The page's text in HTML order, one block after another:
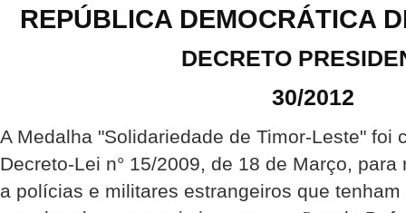
REPÚBLICA DEMOCRÁTICA
DECRETO
30/2012
A Medalha "Solidariedade de Timor-Leste" foi
Decreto-Lei n° 15/2009, de 18 de Março,
a polícias e militares estrangeiros que